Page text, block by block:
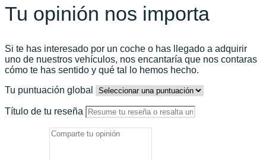
Tu opinión nos importa
Si te has interesado por un coche o has llegado a adquirir
uno de nuestros vehículos, nos encantaría que nos contaras
cómo te has sentido y qué tal lo hemos hecho.
Tu puntuación global
Título de tu reseña